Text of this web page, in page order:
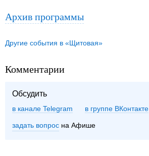
Архив программы
Другие события в «Щитовая»
Комментарии
Обсудить
в канале Telegram группе ВКонтакте
задать вопрос на Афише